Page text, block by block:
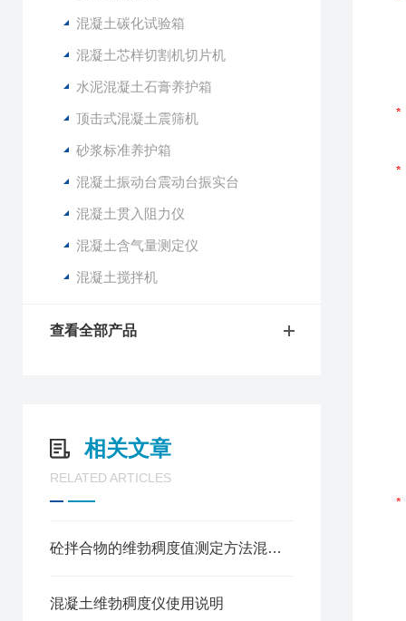
混凝土碳化试验箱
混凝土芯样切割机切片机
水泥混凝土石膏养护箱
顶击式混凝土震筛机
砂浆标准养护箱
混凝土振动台震动台振实台
混凝土贯入阻力仪
混凝土含气量测定仪
混凝土搅拌机
查看全部产品
相关文章
RELATED ARTICLES
砼拌合物的维勃稠度值测定方法混凝土维勃稠度仪
混凝土维勃稠度仪使用说明